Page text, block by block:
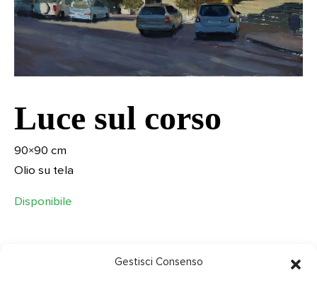
Gestisci Consenso
Luce sul corso
90×90 cm
Olio su tela
Disponibile